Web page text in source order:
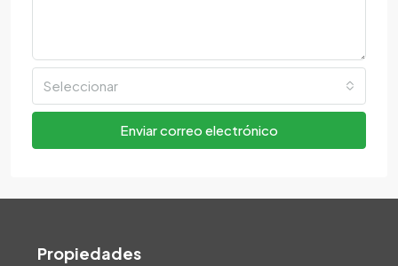
Seleccionar
Enviar correo electrónico
Propiedades